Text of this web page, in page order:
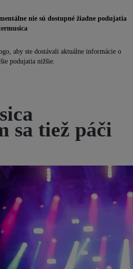
nie sú dostupné žiadne podujatia
aby ste dostávali aktuálne informácie o
podujatia nižšie.
sa tiež páči